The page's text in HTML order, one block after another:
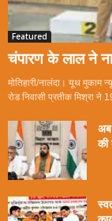
Featured
चंपारण के लाल ने
मोतिहारी/नालंदा। यूथ मुकाम
रोड निवासी प्रतीक मिश्रा ने
अब